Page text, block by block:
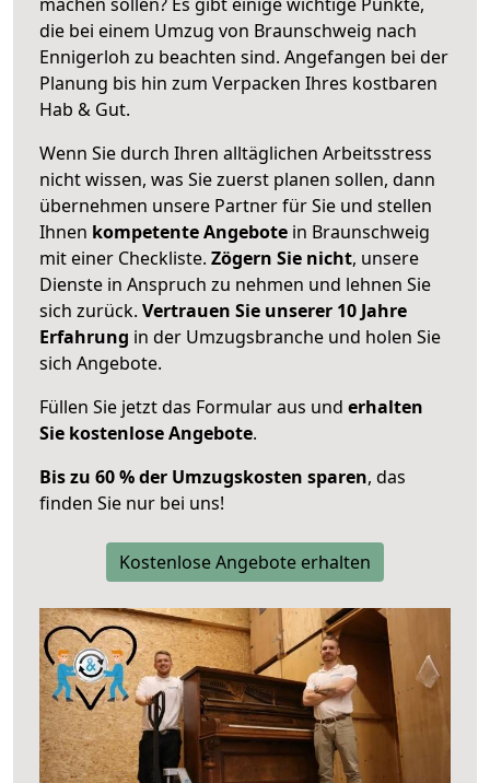
die bei einem Umzug von Braunschweig nach
Ennigerloh zu beachten sind. Angefangen bei der
Planung bis hin zum Verpacken Ihres kostbaren
Hab & Gut.
Wenn Sie durch Ihren alltäglichen Arbeitsstress
nicht wissen, was Sie zuerst planen sollen, dann
übernehmen unsere Partner für Sie und stellen
Ihnen kompetente Angebote in Braunschweig
mit einer Checkliste. Zögern Sie nicht, unsere
Dienste in Anspruch zu nehmen und lehnen Sie
sich zurück. Vertrauen Sie unserer 10 Jahre
Erfahrung in der Umzugsbranche und holen Sie
sich Angebote.
Füllen Sie jetzt das Formular aus und erhalten
Sie kostenlose Angebote.
Bis zu 60 % der Umzugskosten sparen, das
finden Sie nur bei uns!
Kostenlose Angebote erhalten